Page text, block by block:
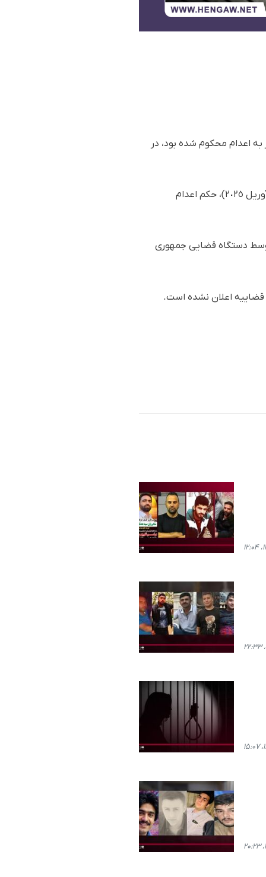
اعدام محکوم شده بود، در
بر اساس گزارش رسیده به سازمان حقوق بشری هه‌نگاو، سحرگاه روز چهارشنبە ١٠ اردیبهشت ١٤٠٤(٣٠ آوریل ٢٠٢٥)، حکم اعدام
توسط دستگاه قضایی جمهوری
قضاییه اعلان نشده است.